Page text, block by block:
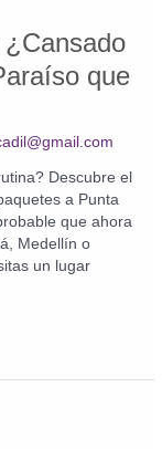
que
Descubre el
a Punta
que ahora
Medellín o
un lugar